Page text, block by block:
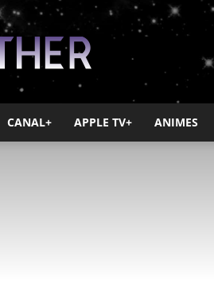
Ayther
CANAL+ APPLE TV+ ANIMES